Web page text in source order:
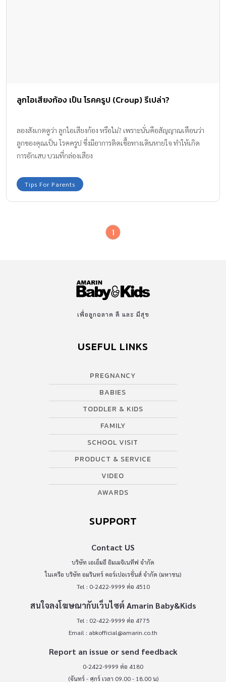
ลูกไอเสียงก้อง เป็น โรคครูป (Croup) รึเปล่า?
ลองสังเกตดูว่า ลูกไอเสียงก้อง หรือไม่? เพราะนั่นคือสัญญาณเตือนว่า
ลูกของคุณเป็น โรคครูป ซึ่งมีอาการติดเชื้อทางเดินหายใจ ทำให้เกิด
การอักเสบ บวมที่กล่องเสียง
Tips For Parents
1
เพื่อลูกฉลาด ดี และ มีสุข
USEFUL LINKS
PREGNANCY
BABIES
TODDLER & KIDS
FAMILY
SCHOOL VISIT
PRODUCT & SERVICE
VIDEO
AWARDS
SUPPORT
Contact US
บริษัท เอเอ็มอี อิมเมจิเนทีฟ จำกัด
ในเครือ บริษัท อมรินทร์ คอร์เปอเรชั่นส์ จำกัด (มหาชน)
Tel : 0-2422-9999 ต่อ 4510
สนใจลงโฆษณากับเว็บไซต์ Amarin Baby&Kids
Tel : 02-422-9999 ต่อ 4775
Email : abkofficial@amarin.co.th
Report an issue or send feedback
0-2422-9999 ต่อ 4180
(จันทร์ - ศุกร์ เวลา 09.00 - 18.00 น)